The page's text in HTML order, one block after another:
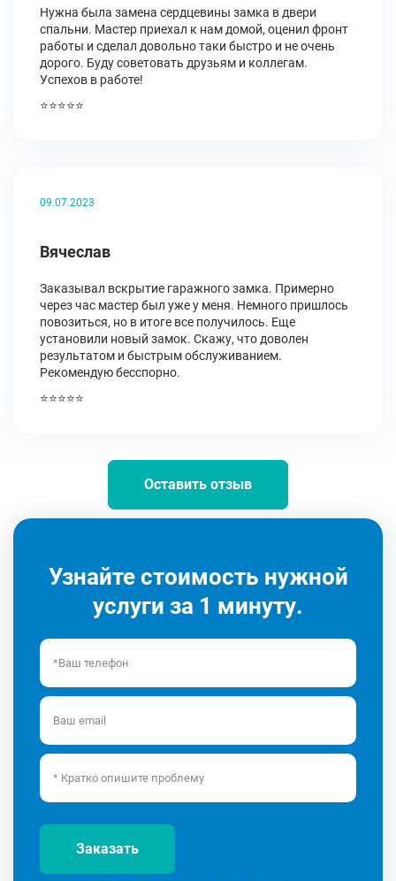
Нужна была замена сердцевины замка в двери
спальни. Мастер приехал к нам домой, оценил фронт
работы и сделал довольно таки быстро и не очень
дорого. Буду советовать друзьям и коллегам.
Успехов в работе!
⭐⭐⭐⭐⭐
09.07.2023
Вячеслав
Заказывал вскрытие гаражного замка. Примерно
через час мастер был уже у меня. Немного пришлось
повозиться, но в итоге все получилось. Еще
установили новый замок. Скажу, что доволен
результатом и быстрым обслуживанием.
Рекомендую бесспорно.
⭐⭐⭐⭐⭐
Оставить отзыв
Узнайте стоимость нужной
услуги за 1 минуту.
Заказать